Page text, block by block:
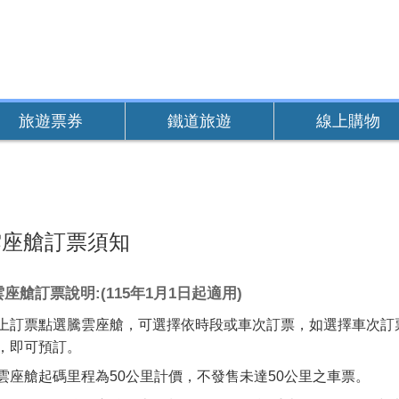
旅遊票券 鐵道旅遊 線上購物
艙訂票須知
座艙訂票說明:(115年1月1日起適用)
訂票點選騰雲座艙，可選擇依時段或車次訂票，如選擇車次
即可預訂。
座艙起碼里程為50公里計價，不發售未達50公里之車票。